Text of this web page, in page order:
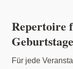
Repertoire
Für jede